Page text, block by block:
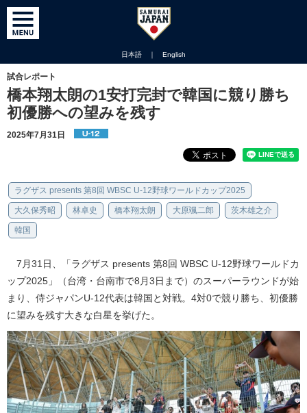
日本語 ｜ English
試合レポート
橋本翔太朗の1安打完封で韓国に競り勝ち
初優勝への望みを残す
2025年7月31日
ラグザス presents 第8回 WBSC U-12野球ワールドカップ2025
大久保秀昭 林卓史 橋本翔太朗 大原颯二郎 茨木雄之介
韓国
7月31日、「ラグザス presents 第8回 WBSC U-12野球ワールドカ
ップ2025」（台湾・台南市で8月3日まで）のスーパーラウンドが始
まり、侍ジャパンU-12代表は韓国と対戦。4対0で競り勝ち、初優勝
に望みを残す大きな白星を挙げた。